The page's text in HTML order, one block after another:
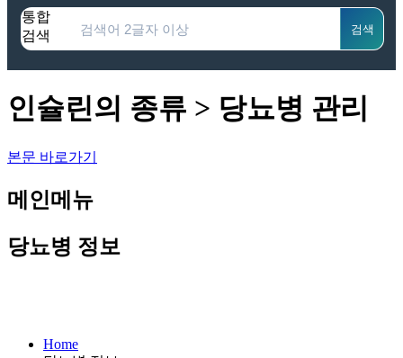
통합
검색
검색
인슐린의 종류 > 당뇨병 관리
본문 바로가기
메인메뉴
당뇨병 정보
Home